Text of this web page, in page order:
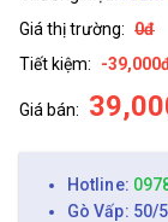
Giá thị trường: 0đ
Tiết kiệm:
-
Giá bán:
Hotline:
Gò Vấp: 50/